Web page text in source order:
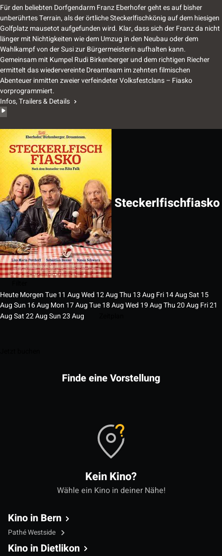
Für den beliebten Dorfgendarm Franz Eberhofer geht es auf bisher
unberührtes Terrain, als der örtliche Steckerlfischkönig auf dem hiesigen
Golfplatz mausetot aufgefunden wird. Klar, dass sich der Franz da nicht
länger mit Nichtigkeiten wie dem Umzug in den Neubau oder dem
Wahlkampf von der Susi zur Bürgermeisterin aufhalten kann.
Gemeinsam mit Kumpel Rudi Birkenberger und dem richtigen Riecher
ermittelt das wiedervereinte Dreamteam im zehnten filmischen
Abenteuer inmitten zweier verfeindeter Volksfestclans – Fiasko
vorprogrammiert.
Infos, Trailers & Details
Steckerlfischfiasko
HeuteMorgenTue11 AugWed 12AugThu 13Aug Fri14AugSat 15
AugSun 16Aug Mon 17AugTue18AugWed 19AugThu20Aug Fri21
AugSat22AugSun23Aug
Finde eine Vorstellung
Kein Kino?
Wähle ein Kino in deiner Nähe!
Kino in Bern
Pathé Westside
Kino in Dietlikon